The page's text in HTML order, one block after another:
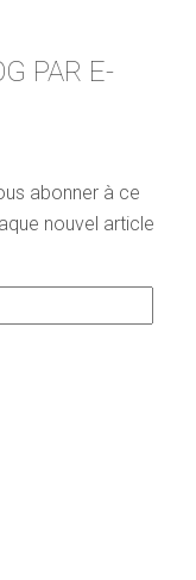
PAR E-
abonner à ce
nouvel article